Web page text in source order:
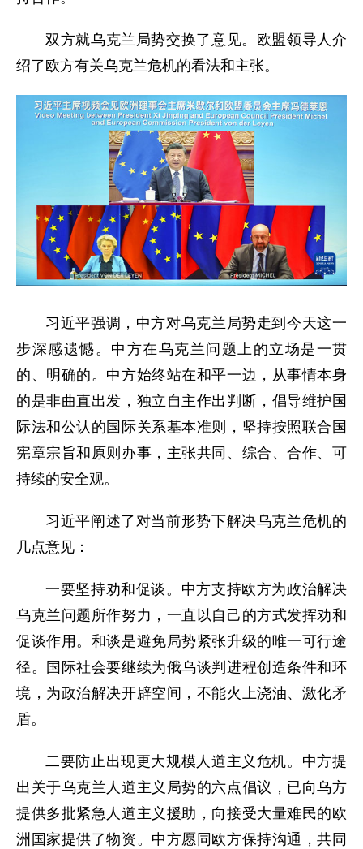
双方就乌克兰局势交换了意见。欧盟领导人介
绍了欧方有关乌克兰危机的看法和主张。
习近平强调，中方对乌克兰局势走到今天这一
步深感遗憾。中方在乌克兰问题上的立场是一贯
的、明确的。中方始终站在和平一边，从事情本身
的是非曲直出发，独立自主作出判断，倡导维护国
际法和公认的国际关系基本准则，坚持按照联合国
宪章宗旨和原则办事，主张共同、综合、合作、可
持续的安全观。
习近平阐述了对当前形势下解决乌克兰危机的
几点意见：
一要坚持劝和促谈。中方支持欧方为政治解决
乌克兰问题所作努力，一直以自己的方式发挥劝和
促谈作用。和谈是避免局势紧张升级的唯一可行途
径。国际社会要继续为俄乌谈判进程创造条件和环
境，为政治解决开辟空间，不能火上浇油、激化矛
盾。
二要防止出现更大规模人道主义危机。中方提
出关于乌克兰人道主义局势的六点倡议，已向乌方
提供多批紧急人道主义援助，向接受大量难民的欧
洲国家提供了物资。中方愿同欧方保持沟通，共同